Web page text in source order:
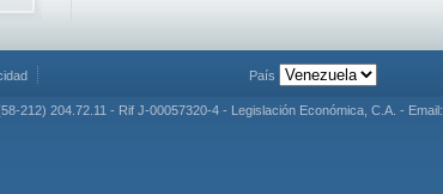
País
212) 204.72.11 - Rif J-00057320-4 - Legislación Económica, C.A. - Email: